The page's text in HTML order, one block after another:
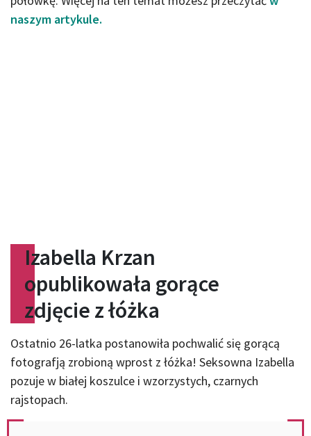
naszym artykule.
Izabella Krzan
opublikowała gorące
zdjęcie z łóżka
Ostatnio 26-latka postanowiła pochwalić się gorącą
fotografją zrobioną wprost z łóżka! Seksowna Izabella
pozuje w białej koszulce i wzorzystych, czarnych
rajstopach.